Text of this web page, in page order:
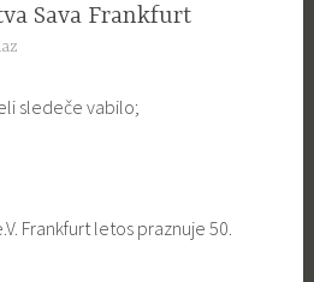
Sava Frankfurt
sledeče vabilo;
Frankfurt letos praznuje 50.